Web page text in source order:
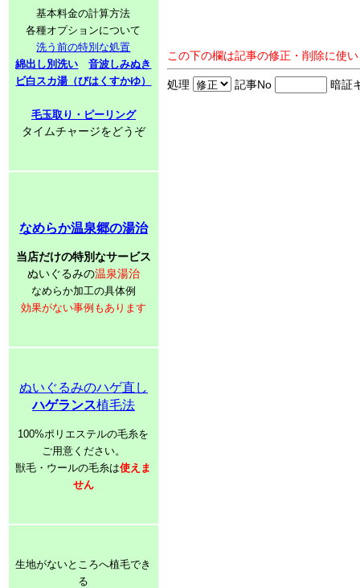
基本料金の計算方法
各種オプションについて
洗う前の特別な処置
綿出し別洗い
音波しみぬき
ビ白スカ湯（びはくすかゆ）
毛玉取り・ピーリング
タイムチャージをどうぞ
なめらか温泉郷の湯治
当店だけの特別なサービス
ぬいぐるみの温泉湯治
なめらか加工の具体例
効果がない事例もあります
ぬいぐるみのハゲ直し
ハゲランス植毛法
100%ポリエステルの毛糸を
ご用意ください。
獣毛・ウールの毛糸は使えま
せん
生地がないところへ植毛でき
る
この下の欄は記事の修正・削除に使
処理 記事No 暗証